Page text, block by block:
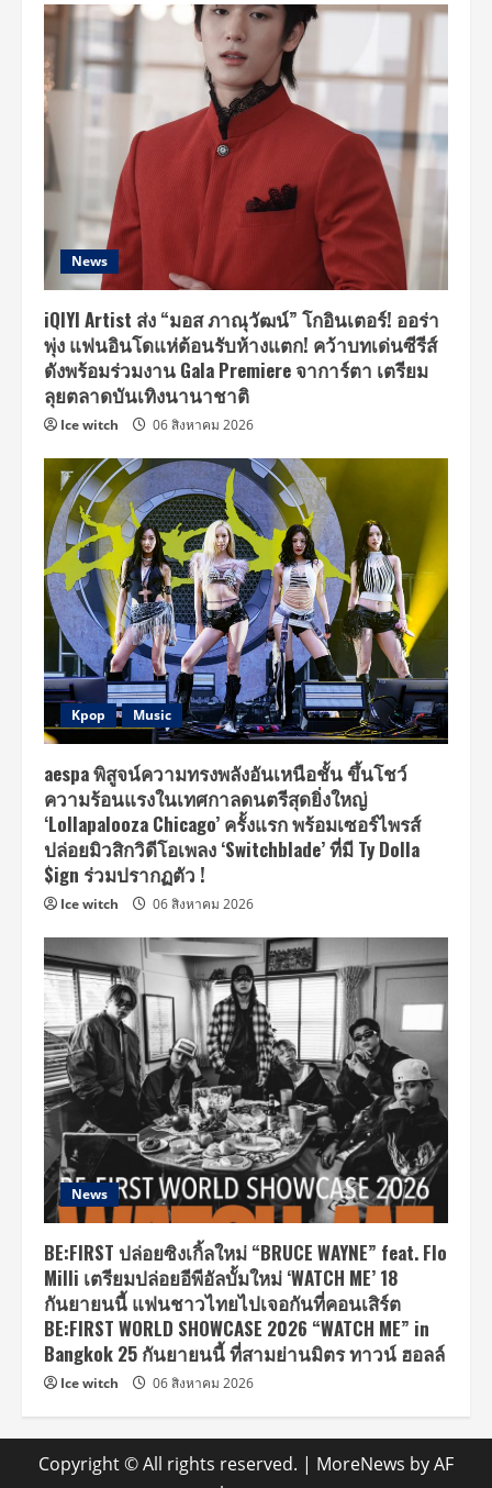
News
iQIYI Artist ส่ง “มอส ภาณุวัฒน์” โกอินเตอร์! ออร่า
พุ่ง แฟนอินโดแห่ต้อนรับห้างแตก! คว้าบทเด่นซีรีส์
ดังพร้อมร่วมงาน Gala Premiere จาการ์ตา เตรียม
ลุยตลาดบันเทิงนานาชาติ
Ice witch 06 สิงหาคม 2026
Kpop Music
aespa พิสูจน์ความทรงพลังอันเหนือชั้น ขึ้นโชว์
ความร้อนแรงในเทศกาลดนตรีสุดยิ่งใหญ่
‘Lollapalooza Chicago’ ครั้งแรก พร้อมเซอร์ไพรส์
ปล่อยมิวสิกวิดีโอเพลง ‘Switchblade’ ที่มี Ty Dolla
$ign ร่วมปรากฏตัว !
Ice witch 06 สิงหาคม 2026
News
BE:FIRST ปล่อยซิงเกิ้ลใหม่ “BRUCE WAYNE” feat. Flo
Milli เตรียมปล่อยอีพีอัลบั้มใหม่ ‘WATCH ME’ 18
กันยายนนี้ แฟนชาวไทยไปเจอกันที่คอนเสิร์ต
BE:FIRST WORLD SHOWCASE 2026 “WATCH ME” in
Bangkok 25 กันยายนนี้ ที่สามย่านมิตร ทาวน์ ฮอลล์
Ice witch 06 สิงหาคม 2026
Copyright © All rights reserved. | MoreNews by AF